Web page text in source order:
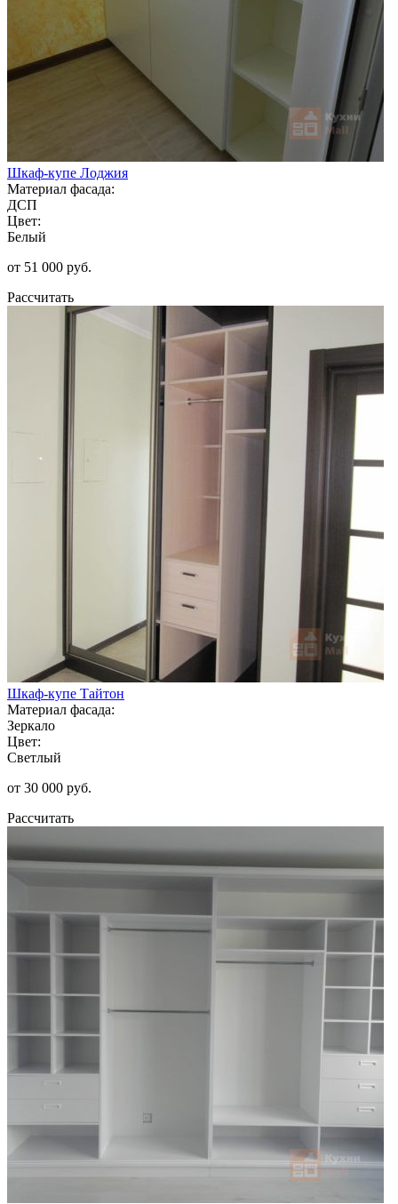
Шкаф-купе Лоджия
Материал фасада:
ДСП
Цвет:
Белый
от 51 000 руб.
Рассчитать
Шкаф-купе Тайтон
Материал фасада:
Зеркало
Цвет:
Светлый
от 30 000 руб.
Рассчитать